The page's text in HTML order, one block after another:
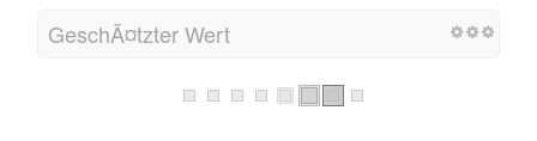
GeschÃ¤tzter Wert